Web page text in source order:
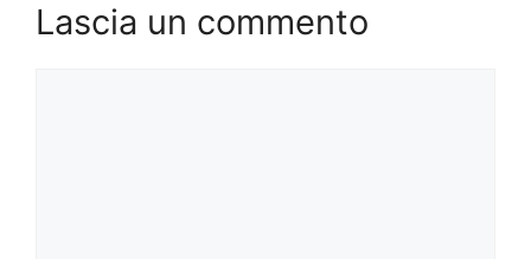
Lascia un commento